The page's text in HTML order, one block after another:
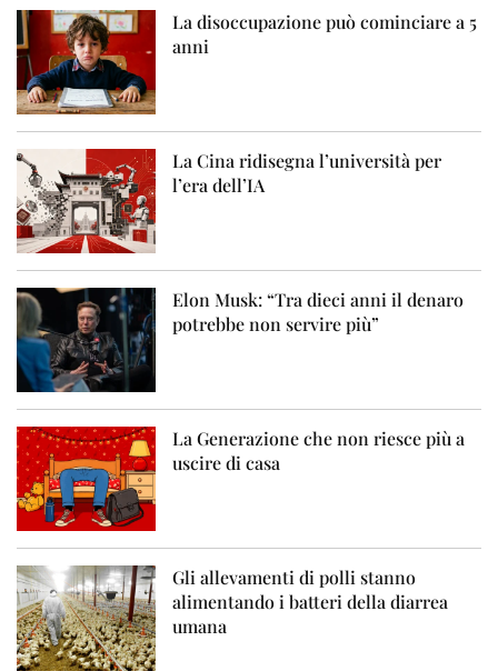
La disoccupazione può cominciare a 5
anni
La Cina ridisegna l’università per
l’era dell’IA
Elon Musk: “Tra dieci anni il denaro
potrebbe non servire più”
La Generazione che non riesce più a
uscire di casa
Gli allevamenti di polli stanno
alimentando i batteri della diarrea
umana